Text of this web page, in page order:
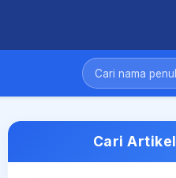
Cari Artikel